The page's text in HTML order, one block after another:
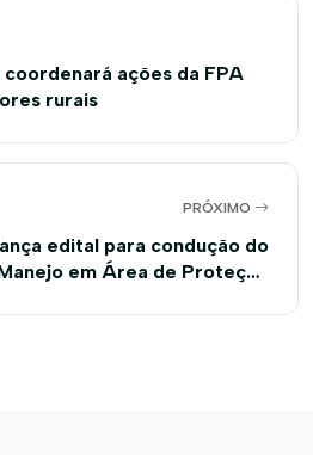
ações da FPA
rurais
PRÓXIMO
edital para condução do
em Área de Proteção